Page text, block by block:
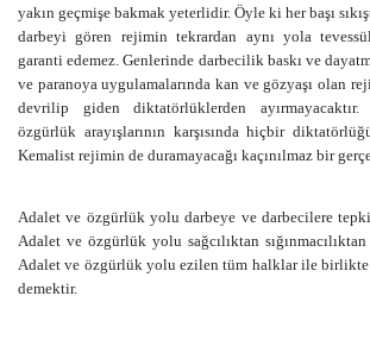
yakın geçmişe bakmak yeterlidir. Öyle ki her başı
darbeyi gören rejimin tekrardan aynı yola
garanti edemez. Genlerinde darbecilik baskı ve
ve paranoya uygulamalarında kan ve gözyaşı olan
devrilip giden diktatörlüklerden
özgürlük arayışlarının karşısında hiçbir
Kemalist rejimin de duramayacağı kaçınılmaz bir
Adalet ve özgürlük yolu darbeye ve darbecilere
Adalet ve özgürlük yolu sağcılıktan
Adalet ve özgürlük yolu ezilen tüm halklar ile birlikte
demektir.